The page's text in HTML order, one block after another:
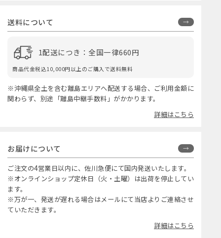
送料について
1配送につき：全国一律660円
商品代金税込10,000円以上のご購入で送料無料
※沖縄県全土を含む離島エリアへ配送する場合、ご利用金額に
関わらず、別途「離島中継手数料」がかかります。
詳細はこちら
お届けについて
ご注文の4営業日以内に、佐川急便にて国内発送いたします。
※オンラインショップ定休日（火・土曜）は出荷を停止してい
ます。
※万が一、発送が遅れる場合はメールにて当店よりご連絡させ
ていただきます。
詳細はこちら